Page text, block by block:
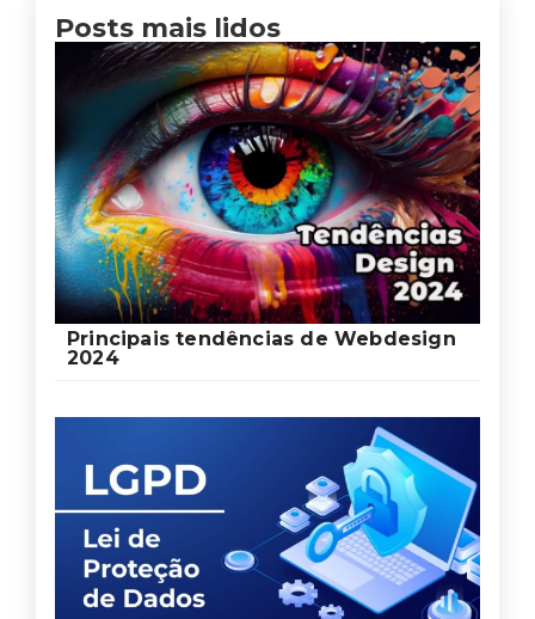
Posts mais lidos
Principais tendências de Webdesign
2024